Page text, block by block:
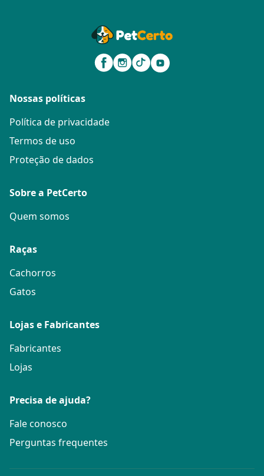
Nossas políticas
Política de privacidade
Termos de uso
Proteção de dados
Sobre a PetCerto
Quem somos
Raças
Cachorros
Gatos
Lojas e Fabricantes
Fabricantes
Lojas
Precisa de ajuda?
Fale conosco
Perguntas frequentes